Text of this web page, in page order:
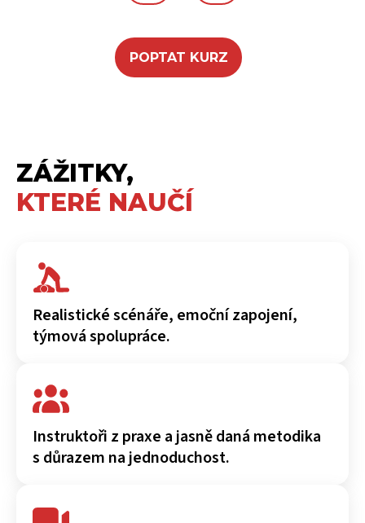
POPTAT KURZ
ZÁŽITKY,
KTERÉ NAUČÍ
Realistické scénáře, emoční zapojení,
týmová spolupráce.
Instruktoři z praxe a jasně daná metodika
s důrazem na jednoduchost.